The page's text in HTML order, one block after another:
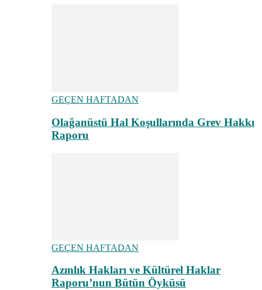
GEÇEN HAFTADAN
Olağanüstü Hal Koşullarında Grev Hakkı
Raporu
GEÇEN HAFTADAN
Azınlık Hakları ve Kültürel Haklar
Raporu’nun Bütün Öyküsü